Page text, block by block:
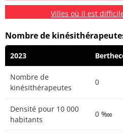
Villes où il est
Nombre de
2023
Nombre de
kinésithérapeutes
0
Densité pour 10 000
habitants
0 ‱